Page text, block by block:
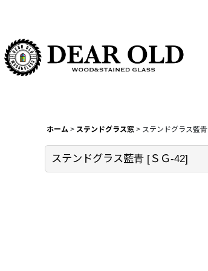
ホーム > ステンドグラス窓 > ステンドグラス藍青
ステンドグラス藍青 [ＳＧ-42]